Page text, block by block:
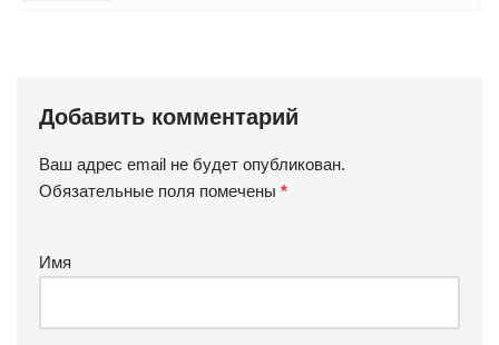
Добавить комментарий
Ваш адрес email не будет опубликован.
Обязательные поля помечены *
Имя